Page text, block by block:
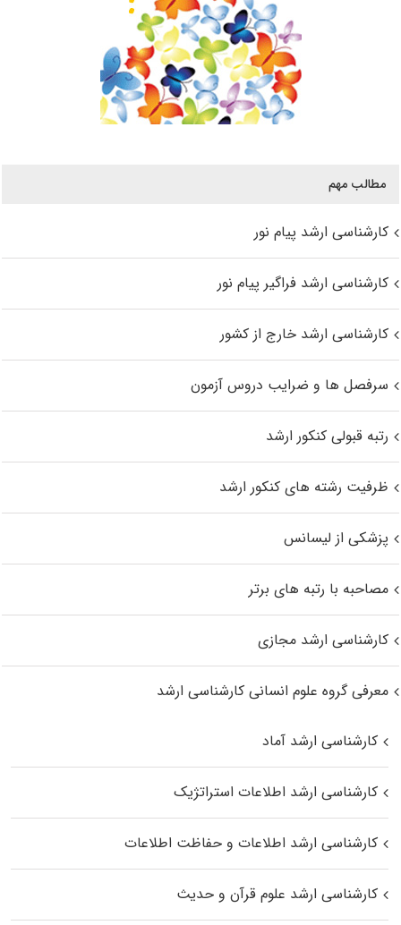
مطالب مهم
کارشناسی ارشد پیام نور
کارشناسی ارشد فراگیر پیام نور
کارشناسی ارشد خارج از کشور
سرفصل ها و ضرایب دروس آزمون
رتبه قبولی کنکور ارشد
ظرفیت رشته های کنکور ارشد
پزشکی از لیسانس
مصاحبه با رتبه های برتر
کارشناسی ارشد مجازی
معرفی گروه علوم انسانی کارشناسی ارشد
کارشناسی ارشد آماد
کارشناسی ارشد اطلاعات استراتژیک
کارشناسی ارشد اطلاعات و حفاظت اطلاعات
کارشناسی ارشد علوم قرآن و حدیث